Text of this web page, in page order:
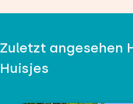
Zuletzt angesehen
Huisjes